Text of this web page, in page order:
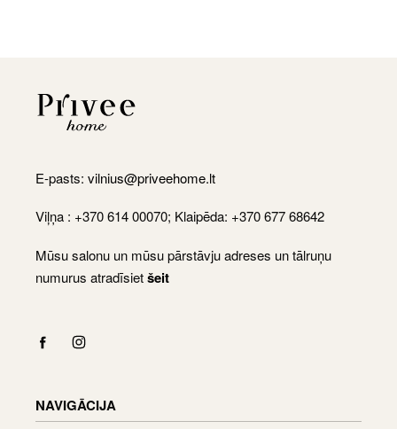
E-pasts: vilnius@priveehome.lt
Viļņa : +370 614 00070; Klaipēda: +370 677 68642
Mūsu salonu un mūsu pārstāvju adreses un tālruņu
numurus atradīsietšeit
NAVIGĀCIJA